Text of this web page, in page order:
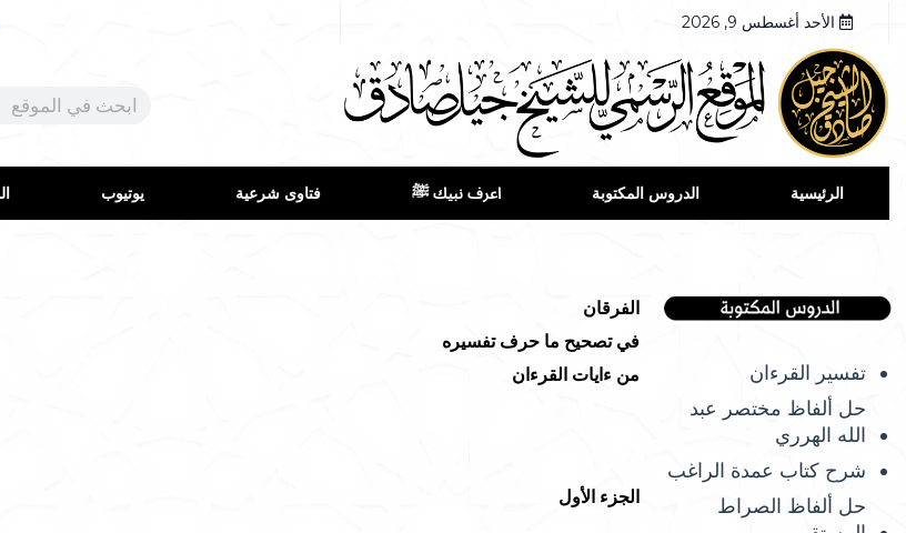
الأحد أغسطس 9, 2026
الرئيسية الدروس المكتوبة اعرف نبيك ﷺ فتاوى شرعية يوتيوب
تفسير القرءان
حل ألفاظ مختصر عبد
الله الهرري
شرح كتاب عمدة الراغب
حل ألفاظ الصراط
الفرقان
في تصحيح ما حرف تفسيره
من ءايات القرءان
الجزء الأول